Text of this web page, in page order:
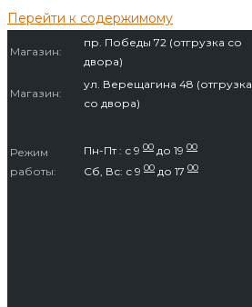
Перейти к содержимому
Магазин:
пр. Победы 72 (отгрузка со
двора)
Магазин:
ул. Верещагина 48 (отгрузка
со двора)
Режим
работы:
Пн-Пт : с 9 00 до 19 00
Сб, Вс: с 9 00 до 17 00